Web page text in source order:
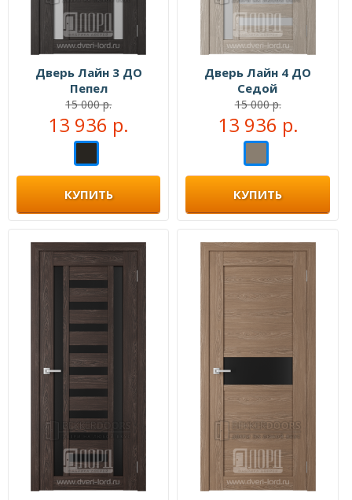
Дверь Лайн 3 ДО
Пепел
15 000 р.
13 936 р.
КУПИТЬ
Дверь Лайн 4 ДО
Седой
15 000 р.
13 936 р.
КУПИТЬ